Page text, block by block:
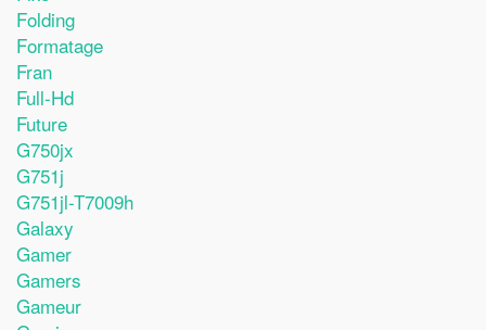
Folding
Formatage
Fran
Full-Hd
Future
G750jx
G751j
G751jl-T7009h
Galaxy
Gamer
Gamers
Gameur